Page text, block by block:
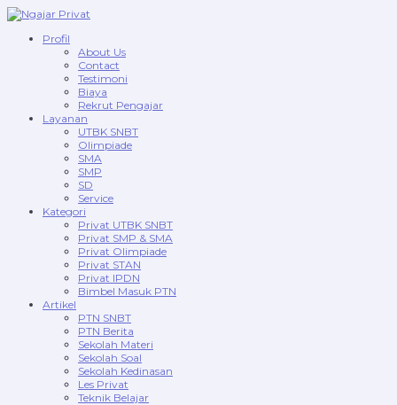
Profil
About Us
Contact
Testimoni
Biaya
Rekrut Pengajar
Layanan
UTBK SNBT
Olimpiade
SMA
SMP
SD
Service
Kategori
Privat UTBK SNBT
Privat SMP & SMA
Privat Olimpiade
Privat STAN
Privat IPDN
Bimbel Masuk PTN
Artikel
PTN SNBT
PTN Berita
Sekolah Materi
Sekolah Soal
Sekolah Kedinasan
Les Privat
Teknik Belajar